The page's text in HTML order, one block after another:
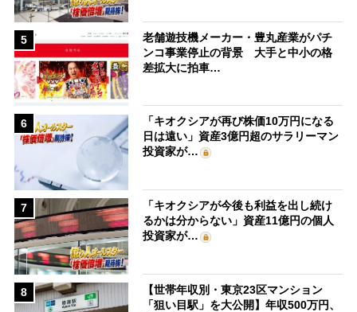
5
老舗遊技機メーカー・豊丸産業がパチ
ンコ事業停止の背景 大手と中小の格
差拡大に拍車…
6
「キオクシアが再び株価10万円になる
日は遠い」資産3億円超のサラリーマン
投資家が…
7
「キオクシアが今後も利益を出し続け
るかは分からない」資産11億円の個人
投資家が…
8
【世帯年収別・東京23区マンション
「狙い目駅」を大公開】年収500万円、